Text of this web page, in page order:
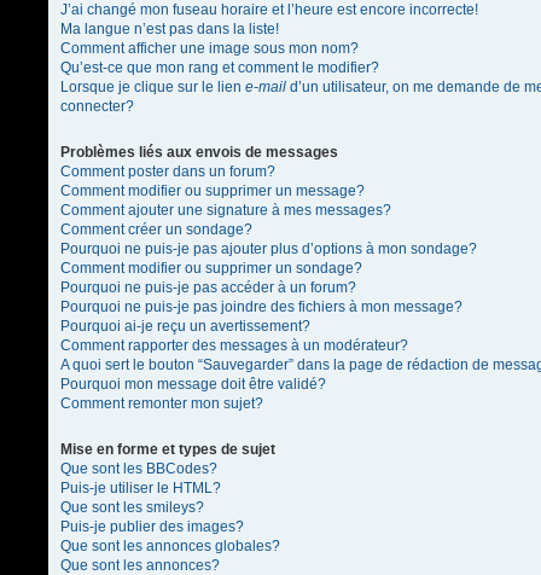
J’ai changé mon fuseau horaire et l’heure est encore incorrecte!
Ma langue n’est pas dans la liste!
Comment afficher une image sous mon nom?
Qu’est-ce que mon rang et comment le modifier?
Lorsque je clique sur le lien e-mail d’un utilisateur, on me demande de
connecter?
Problèmes liés aux envois de messages
Comment poster dans un forum?
Comment modifier ou supprimer un message?
Comment ajouter une signature à mes messages?
Comment créer un sondage?
Pourquoi ne puis-je pas ajouter plus d’options à mon sondage?
Comment modifier ou supprimer un sondage?
Pourquoi ne puis-je pas accéder à un forum?
Pourquoi ne puis-je pas joindre des fichiers à mon message?
Pourquoi ai-je reçu un avertissement?
Comment rapporter des messages à un modérateur?
A quoi sert le bouton “Sauvegarder” dans la page de rédaction de
Pourquoi mon message doit être validé?
Comment remonter mon sujet?
Mise en forme et types de sujet
Que sont les BBCodes?
Puis-je utiliser le HTML?
Que sont les smileys?
Puis-je publier des images?
Que sont les annonces globales?
Que sont les annonces?